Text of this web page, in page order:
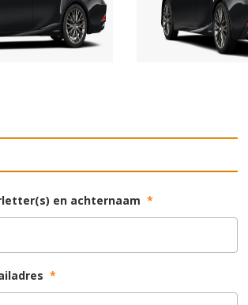
en achternaam *
*